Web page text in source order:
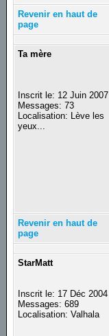
Revenir en haut de
page
Ta mère
Inscrit le: 12 Juin 2007
Messages: 73
Localisation: Lève les
yeux...
Revenir en haut de
page
StarMatt
Inscrit le: 17 Déc 2004
Messages: 689
Localisation: Valhala